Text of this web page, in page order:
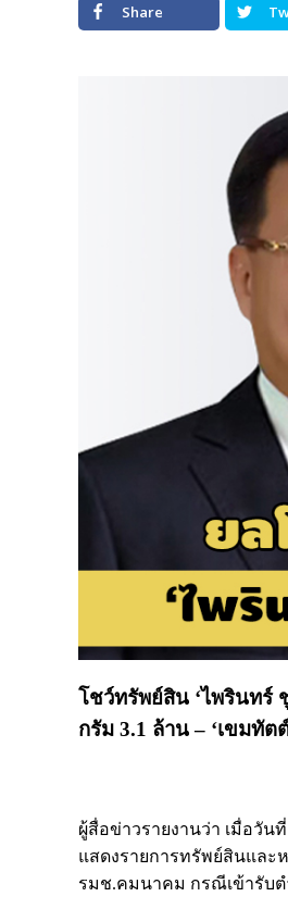
Share
โชว์ทรัพย์สิน ‘ไพรินทร์
กรัม 3.1 ล้าน – ‘เขมทัต
ผู้สื่อข่าวรายงานว่า เมื่อวัน
แสดงรายการทรัพย์สินและ
รมช.คมนาคม กรณีเข้ารับต